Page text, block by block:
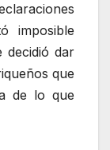
imposible
decidió dar
que
de lo que